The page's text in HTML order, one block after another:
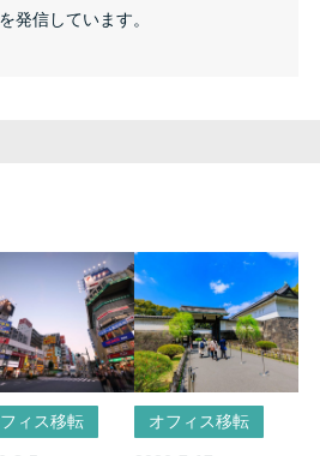
発信しています。
ィス移転 オフィス移転